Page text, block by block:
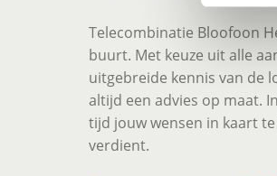
Telecombinatie Bloofoon
buurt. Met keuze uit alle
uitgebreide kennis van de
altijd een advies op maat.
tijd jouw wensen in kaart
verdient.